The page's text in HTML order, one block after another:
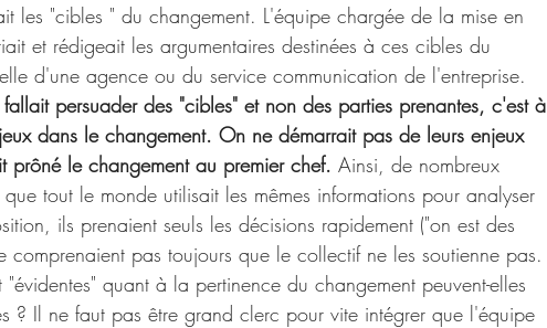
les "cibles " du changement. L'équipe chargée de la mise en
et rédigeait les argumentaires destinées à ces cibles du
d'une agence ou du service communication de l'entreprise.
persuader des "cibles" et non des parties prenantes, c'est à
dans le changement. On ne démarrait pas de leurs enjeux
prôné le changement au premier chef. Ainsi, de nombreux
tout le monde utilisait les mêmes informations pour analyser
ils prenaient seuls les décisions rapidement ("on est des
comprenaient pas toujours que le collectif ne les soutienne pas.
quant à la pertinence du changement peuvent-elles
? Il ne faut pas être grand clerc pour vite intégrer que l'équipe